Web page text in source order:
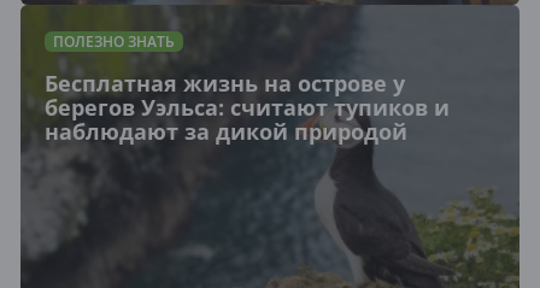
ПОЛЕЗНО ЗНАТЬ
Бесплатная жизнь на острове у
берегов Уэльса: считают тупиков и
наблюдают за дикой природой